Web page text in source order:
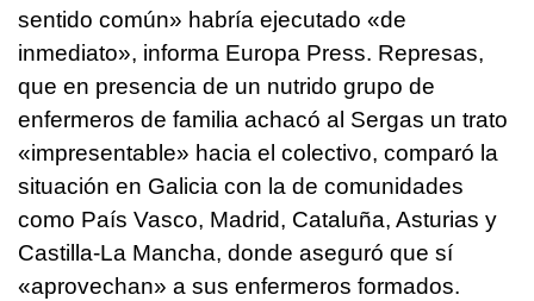
sentido común» habría ejecutado «de
inmediato», informa Europa Press. Represas,
que en presencia de un nutrido grupo de
enfermeros de familia achacó al Sergas un trato
«impresentable» hacia el colectivo, comparó la
situación en Galicia con la de comunidades
como País Vasco, Madrid, Cataluña, Asturias y
Castilla-La Mancha, donde aseguró que sí
«aprovechan» a sus enfermeros formados.